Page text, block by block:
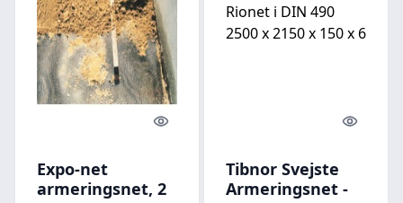
Quick look
Expo-net
armeringsnet, 2
Quick
Tibnor Svejste
Armeringsnet -